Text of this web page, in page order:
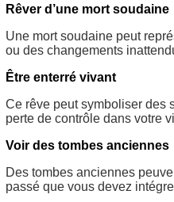
Rêver d’une mort soudaine
Une mort soudaine peut
ou des changements
Être enterré vivant
Ce rêve peut symboliser des
perte de contrôle dans votre
Voir des tombes anciennes
Des tombes anciennes
passé que vous devez